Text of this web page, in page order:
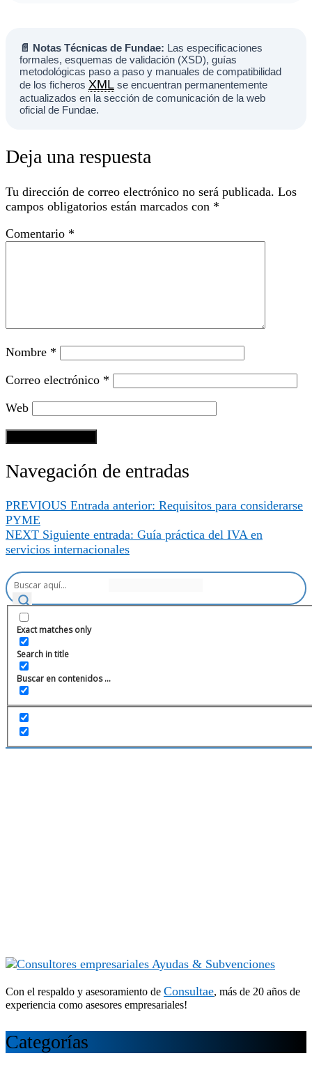
📄 Notas Técnicas de Fundae: Las especificaciones
formales, esquemas de validación (XSD), guías
metodológicas paso a paso y manuales de compatibilidad
de los ficheros XML se encuentran permanentemente
actualizados en la sección de comunicación de la web
oficial de Fundae.
Deja una respuesta
Tu dirección de correo electrónico no será publicada. Los
campos obligatorios están marcados con *
Comentario *
Nombre *
Correo electrónico *
Web
Navegación de entradas
PREVIOUS Entrada anterior: Requisitos para considerarse
PYME
NEXT Siguiente entrada: Guía práctica del IVA en
servicios internacionales
Exact matches only
Search in title
Buscar en contenidos ...
Con el respaldo y asesoramiento de Consultae, más de 20 años de
experiencia como asesores empresariales!
Categorías